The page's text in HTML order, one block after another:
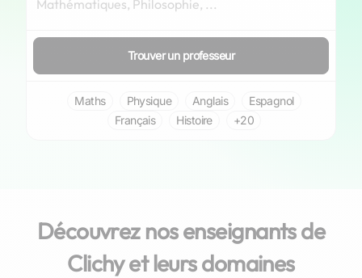
Trouver un professeur
Maths Physique Anglais
Espagnol
Français
Histoire +20
Découvrez nos enseignants de
Clichy et leurs domaines